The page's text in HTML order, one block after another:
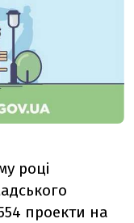
році
проекти на